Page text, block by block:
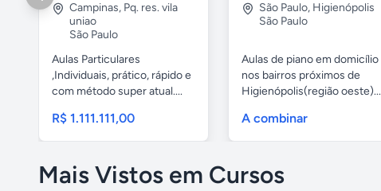
Campinas, Pq. res. vila
uniao
São Paulo
Aulas Particulares
,Individuais, prático, rápido e
com método super atual....
R$ 1.111.111,00
São Paulo, Higienópolis
São Paulo
Aulas de piano em domicílio
nos bairros próximos de
Higienópolis(região oeste)...
A combinar
Mais Vistos em Cursos